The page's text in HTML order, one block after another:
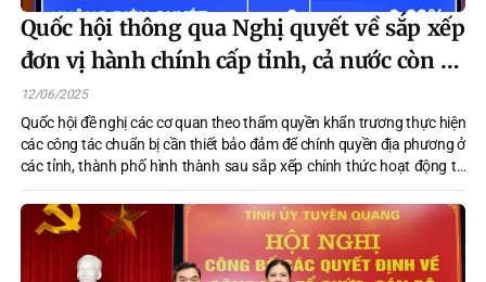
Quốc hội thông qua Nghị quyết về sắp xếp
đơn vị hành chính cấp tỉnh, cả nước còn 34
tỉnh, thành
12/06/2025
Quốc hội đề nghị các cơ quan theo thẩm quyền khẩn trương thực hiện
các công tác chuẩn bị cần thiết bảo đảm để chính quyền địa phương ở
các tỉnh, thành phố hình thành sau sắp xếp chính thức hoạt động từ
ngày 1/7/2025. Nghị quyết của Quốc hội có hiệu lực thi hành từ ngày
được thông qua.